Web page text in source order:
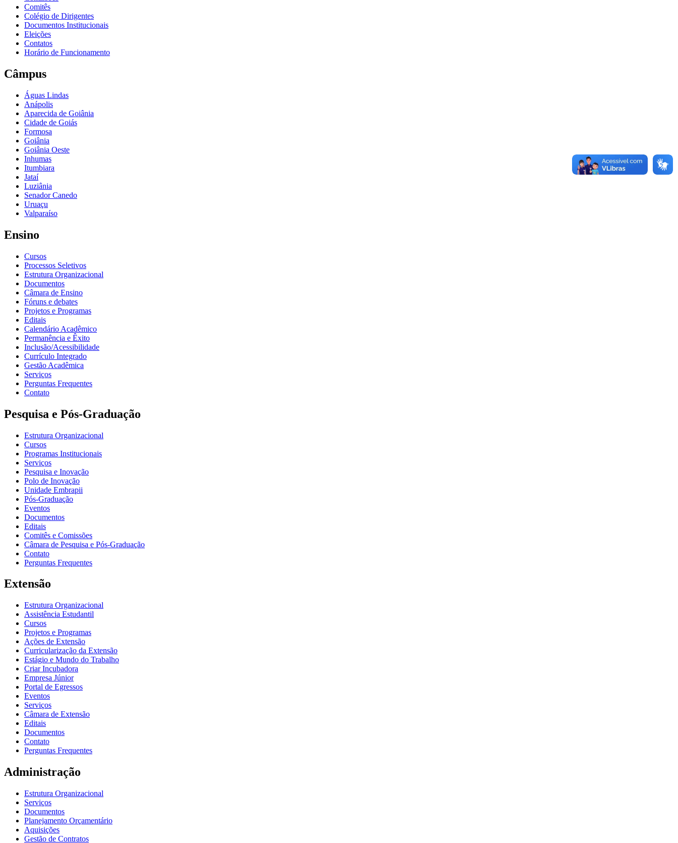
Comitês
Colégio de Dirigentes
Documentos Institucionais
Eleições
Contatos
Horário de Funcionamento
Câmpus
Águas Lindas
Anápolis
Aparecida de Goiânia
Cidade de Goiás
Formosa
Goiânia
Goiânia Oeste
Inhumas
Itumbiara
Jataí
Luziânia
Senador Canedo
Uruaçu
Valparaíso
Ensino
Cursos
Processos Seletivos
Estrutura Organizacional
Documentos
Câmara de Ensino
Fóruns e debates
Projetos e Programas
Editais
Calendário Acadêmico
Permanência e Êxito
Inclusão/Acessibilidade
Currículo Integrado
Gestão Acadêmica
Serviços
Perguntas Frequentes
Contato
Pesquisa e Pós-Graduação
Estrutura Organizacional
Cursos
Programas Institucionais
Serviços
Pesquisa e Inovação
Polo de Inovação
Unidade Embrapii
Pós-Graduação
Eventos
Documentos
Editais
Comitês e Comissões
Câmara de Pesquisa e Pós-Graduação
Contato
Perguntas Frequentes
Extensão
Estrutura Organizacional
Assistência Estudantil
Cursos
Projetos e Programas
Ações de Extensão
Curricularização da Extensão
Estágio e Mundo do Trabalho
Criar Incubadora
Empresa Júnior
Portal de Egressos
Eventos
Serviços
Câmara de Extensão
Editais
Documentos
Contato
Perguntas Frequentes
Administração
Estrutura Organizacional
Serviços
Documentos
Planejamento Orçamentário
Aquisições
Gestão de Contratos